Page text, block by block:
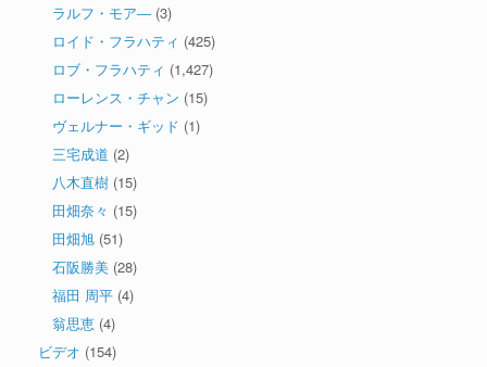
ラルフ・モア― (3)
ロイド・フラハティ (425)
ロブ・フラハティ (1,427)
ローレンス・チャン (15)
ヴェルナー・ギッド (1)
三宅成道 (2)
八木直樹 (15)
田畑奈々 (15)
田畑旭 (51)
石阪勝美 (28)
福田 周平 (4)
翁思恵 (4)
ビデオ (154)